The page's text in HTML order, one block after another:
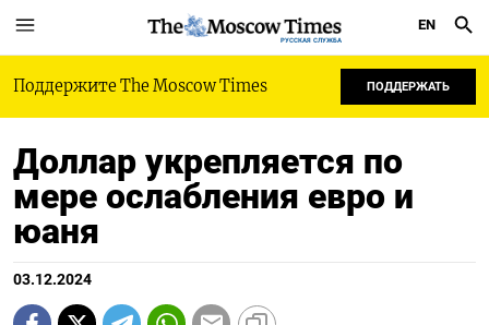
РУССКАЯ СЛУЖБА
EN
Поддержите The Moscow Times ПОДДЕРЖАТЬ
Доллар укрепляется по
мере ослабления евро и
юаня
03.12.2024